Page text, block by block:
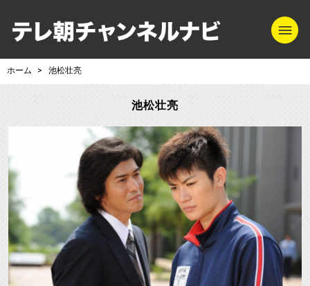
テレ朝チャンネ
ホーム 池松壮亮
池松壮亮